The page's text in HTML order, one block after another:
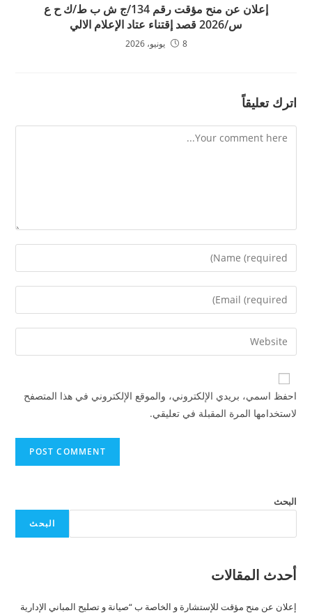
إعلان عن منح مؤقت رقم 134/ج ش ب ط/ك ح ع
س/2026 قصد إقتناء عتاد الإعلام الالي
8 يونيو، 2026
اترك تعليقاً
احفظ اسمي، بريدي الإلكتروني، والموقع الإلكتروني في هذا المتصفح
لاستخدامها المرة المقبلة في تعليقي.
البحث
البحث
أحدث المقالات
إعلان عن منح مؤقت للإستشارة و الخاصة ب “صيانة و تصليح المباني الإدارية